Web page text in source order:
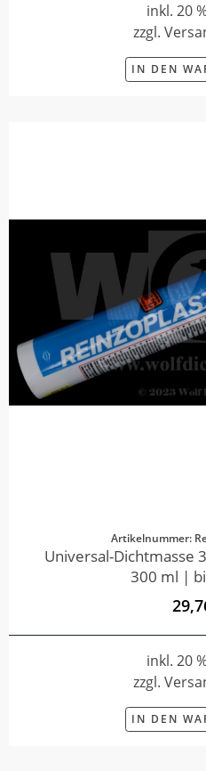
inkl. 20
zzgl.
IN DEN
Artikelnummer:
Universal-Dichtmasse
300 ml |
inkl. 20
zzgl.
IN DEN